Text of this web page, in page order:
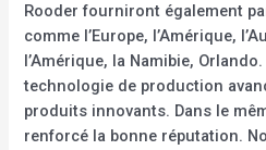
Rooder fourniront également
comme l’Europe, l’Amérique,
l’Amérique, la Namibie,
technologie de production
produits innovants. Dans le
renforcé la bonne réputation.